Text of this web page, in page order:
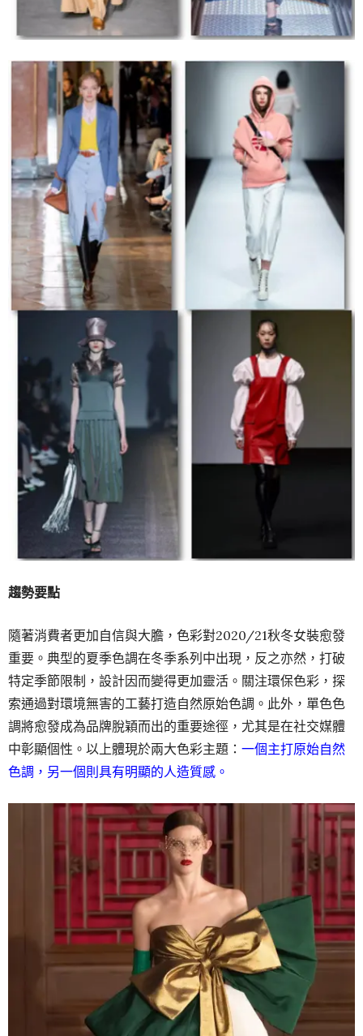
趨勢要點
隨著消費者更加自信與大膽，色彩對2020/21秋冬女裝愈發
重要。典型的夏季色調在冬季系列中出現，反之亦然，打破
特定季節限制，設計因而變得更加靈活。關注環保色彩，探
索通過對環境無害的工藝打造自然原始色調。此外，單色色
調將愈發成為品牌脫穎而出的重要途徑，尤其是在社交媒體
中彰顯個性。以上體現於兩大色彩主題： 一個主打原始自然
色調，另一個則具有明顯的人造質感。